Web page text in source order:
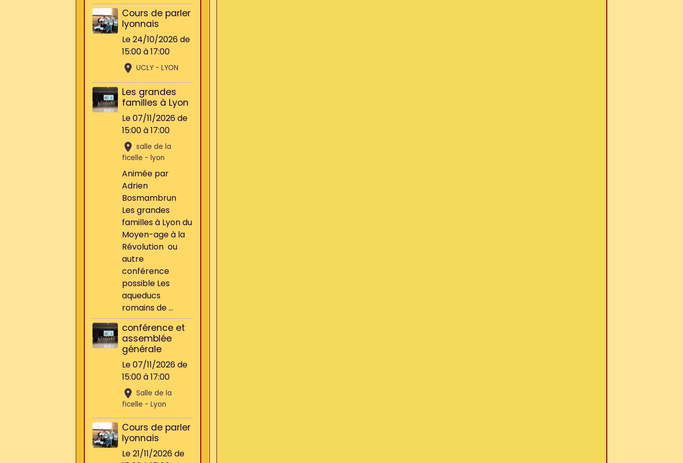
Cours de parler
lyonnais
Le 24/10/2026de
15:00à 17:00
UCLY - LYON
Les grandes
familles à Lyon
Le 07/11/2026de
15:00à 17:00
salle de la
ficelle - lyon
Animée par
Adrien
Bosmambrun
Les grandes
familles à Lyon du
Moyen-age à la
Révolution ou
autre
conférence
possible Les
aqueducs
romains de ...
conférence et
assemblée
générale
Le 07/11/2026de
15:00à 17:00
Salle de la
ficelle - Lyon
Cours de parler
lyonnais
Le 21/11/2026de